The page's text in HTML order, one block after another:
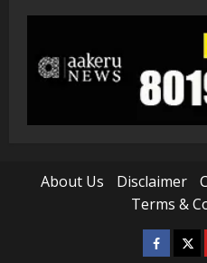
About Us Disclaimer
Terms &